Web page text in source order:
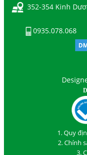
352-354 Kinh
0935.078.068
1. Quy
2. Chính
3.